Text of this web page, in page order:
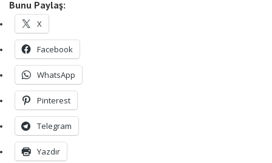
Bunu Paylaş:
X
Facebook
WhatsApp
Pinterest
Telegram
Yazdır